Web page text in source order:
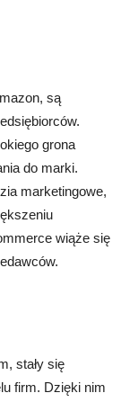
są
grona
do marki.
marketingowe,
wiąże się
stały się
firm. Dzięki nim